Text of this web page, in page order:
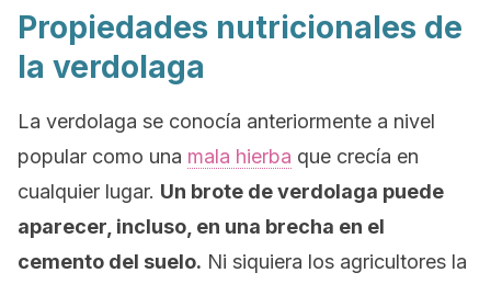
Propiedades nutricionales de
la verdolaga
La verdolaga se conocía anteriormente a nivel
popular como una mala hierba que crecía en
cualquier lugar. Un brote de verdolaga puede
aparecer, incluso, en una brecha en el
cemento del suelo. Ni siquiera los agricultores la